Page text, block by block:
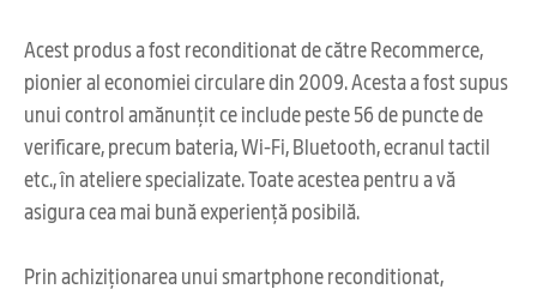
Acest produs a fost reconditionat de către Recommerce,
pionier al economiei circulare din 2009. Acesta a fost supus
unui control amănunțit ce include peste 56 de puncte de
verificare, precum bateria, Wi-Fi, Bluetooth, ecranul tactil
etc., în ateliere specializate. Toate acestea pentru a vă
asigura cea mai bună experiență posibilă.
Prin achiziționarea unui smartphone reconditionat,